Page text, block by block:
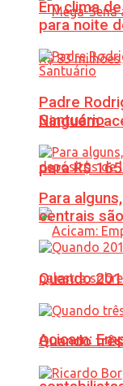
Ninguém
para R$
Acicam:
Em clima
para noite
Padre
Santuário
Para
centrais
Quando
Quando